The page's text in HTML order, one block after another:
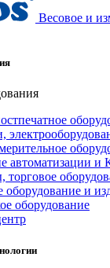
Весовое и
автоматизации
торговое
и
оборудование